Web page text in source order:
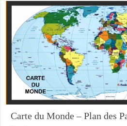
Carte du Monde – Plan des